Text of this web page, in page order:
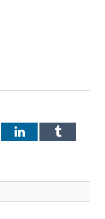
LinkedInTumblr